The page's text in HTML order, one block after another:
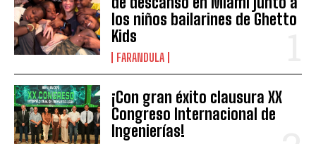
los niños bailarines de Ghetto
Kids
FARANDULA
¡Con gran éxito clausura XX
Congreso Internacional de
Ingenierías!